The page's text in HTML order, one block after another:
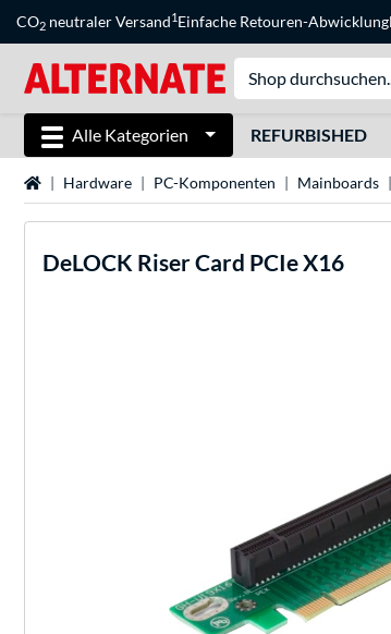
CO2 neutraler Versand1Einfache Retouren-Abwicklung
Alle Kategorien REFURBISHED
StartseiteHardware PC-Komponenten Mainboards
DeLOCK Riser Card PCIe X16